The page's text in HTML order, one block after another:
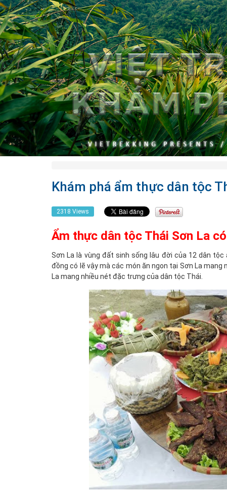
Khám phá ẩm thực dân tộc
2318 Views
Ẩm thực dân tộc Thái Sơn La
Sơn La là vùng đất sinh sống lâu đời của 12 dân
đồng có lẽ vậy mà các món ăn ngon tại Sơn La
La mang nhiều nét đặc trưng của dân tộc Thái.